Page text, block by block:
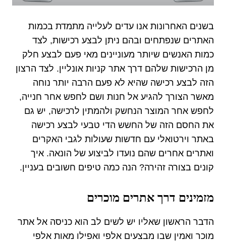
בשנים האחרונות אנו עדים לעלייה מתמדת בכמות
האתרים שנפתחים ובהם ניתן לבצע רכישות, לצד
כמות האנשים שיותר מעוניינים מאי פעם לבצע חלק
מן הרכישות שלהם דרך אתר קניות אונליין. לצד הרצון
הזה לבצע רכישה שהיא לא פעם הרבה יותר נוחה
מאשר הצורך להגיע אל חנות ושם לחפש אחר חנייה,
לחפש אחר המוצר הנחשק ולהמתין לרכישה, יש גם
את החסם הזה של החשש הדי טבעי לבצע רכישה
באתר וירטואלי עם חדשות שעולות לגבי האקרים
ואתרים אחרים שהם נועדו לביצוע של הונאה. איך
קונים בצורה זהירה? הנה כמה טיפים חשובים בעניין.
מזמינים דרך אתרים מוכרים
הדבר הראשון שאליו יש לשים לב הוא כניסה אל אתר
מוכר ואמין שבו מבצעים אלפי ואפילו מאות אלפי